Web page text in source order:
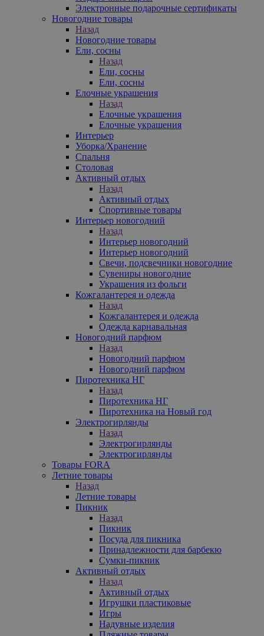
Электронные подарочные сертификаты
Новогодние товары
Назад
Новогодние товары
Ели, сосны
Назад
Ели, сосны
Ели, сосны
Елочные украшения
Назад
Елочные украшения
Елочные украшения
Интерьер
Уборка/Хранение
Спальня
Столовая
Активный отдых
Назад
Активный отдых
Спортивные товары
Интерьер новогодний
Назад
Интерьер новогодний
Интерьер новогодний
Свечи, подсвечники новогодние
Сувениры новогодние
Украшения из фольги
Кожгалантерея и одежда
Назад
Кожгалантерея и одежда
Одежда карнавальная
Новогодний парфюм
Назад
Новогодний парфюм
Новогодний парфюм
Пиротехника НГ
Назад
Пиротехника НГ
Пиротехника на Новый год
Электрогирлянды
Назад
Электрогирлянды
Электрогирлянды
Товары FORA
Летние товары
Назад
Летние товары
Пикник
Назад
Пикник
Посуда для пикника
Принадлежности для барбекю
Сумки-пикник
Активный отдых
Назад
Активный отдых
Игрушки пластиковые
Игры
Надувные изделия